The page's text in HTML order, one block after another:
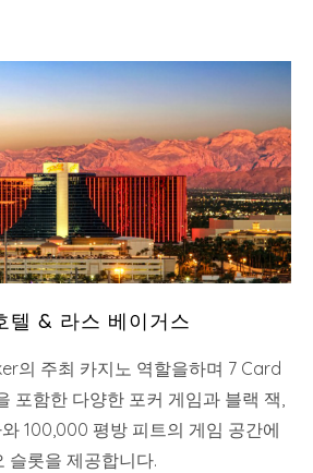
텔 & 라스 베이거스
의 주최 카지노 역할을하며 7 Card
포함한 다양한 포커 게임과 블랙 잭,
100,000 평방 피트의 게임 공간에
슬롯을 제공합니다.